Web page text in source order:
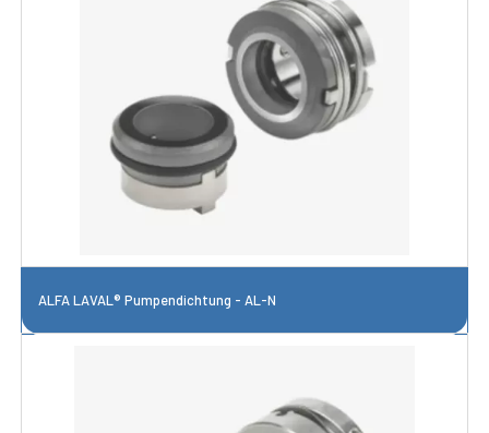
ALFA LAVAL® Pumpendichtung - AL-N